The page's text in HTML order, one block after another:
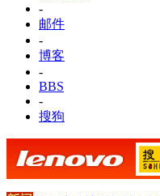
-
邮件
-
博客
-
BBS
-
搜狗